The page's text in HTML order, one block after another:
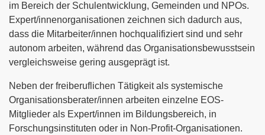
im Bereich der Schulentwicklung, Gemeinden und NPOs.
Expert/innenorganisationen zeichnen sich dadurch aus,
dass die Mitarbeiter/innen hochqualifiziert sind und sehr
autonom arbeiten, während das Organisationsbewusstsein
vergleichsweise gering ausgeprägt ist.
Neben der freiberuflichen Tätigkeit als systemische
Organisationsberater/innen arbeiten einzelne EOS-
Mitglieder als Expert/innen im Bildungsbereich, in
Forschungsinstituten oder in Non-Profit-Organisationen.